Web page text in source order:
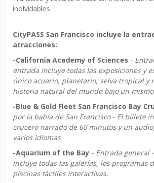
inolvidables.
CityPASS San Francisco incluye la
atracciones:
-California Academy of Sciences -
entrada incluye todas las exposiciones y
único acuario, planetario, selva tropical y
historia natural del mundo bajo un
-Blue & Gold Fleet San Francisco Bay
por la bahía de San Francisco - El billete
crucero narrado de 60 minutos y un
varios idiomas
-Aquarium of the Bay - Entrada general
incluye todas las galerías, los programas
piscinas táctiles interactivas.